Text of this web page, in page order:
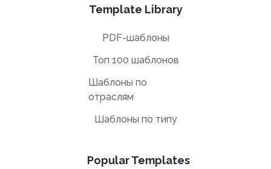
Template Library
PDF-шаблоны
Топ 100 шаблонов
Шаблоны по
отраслям
Шаблоны по типу
Popular Templates